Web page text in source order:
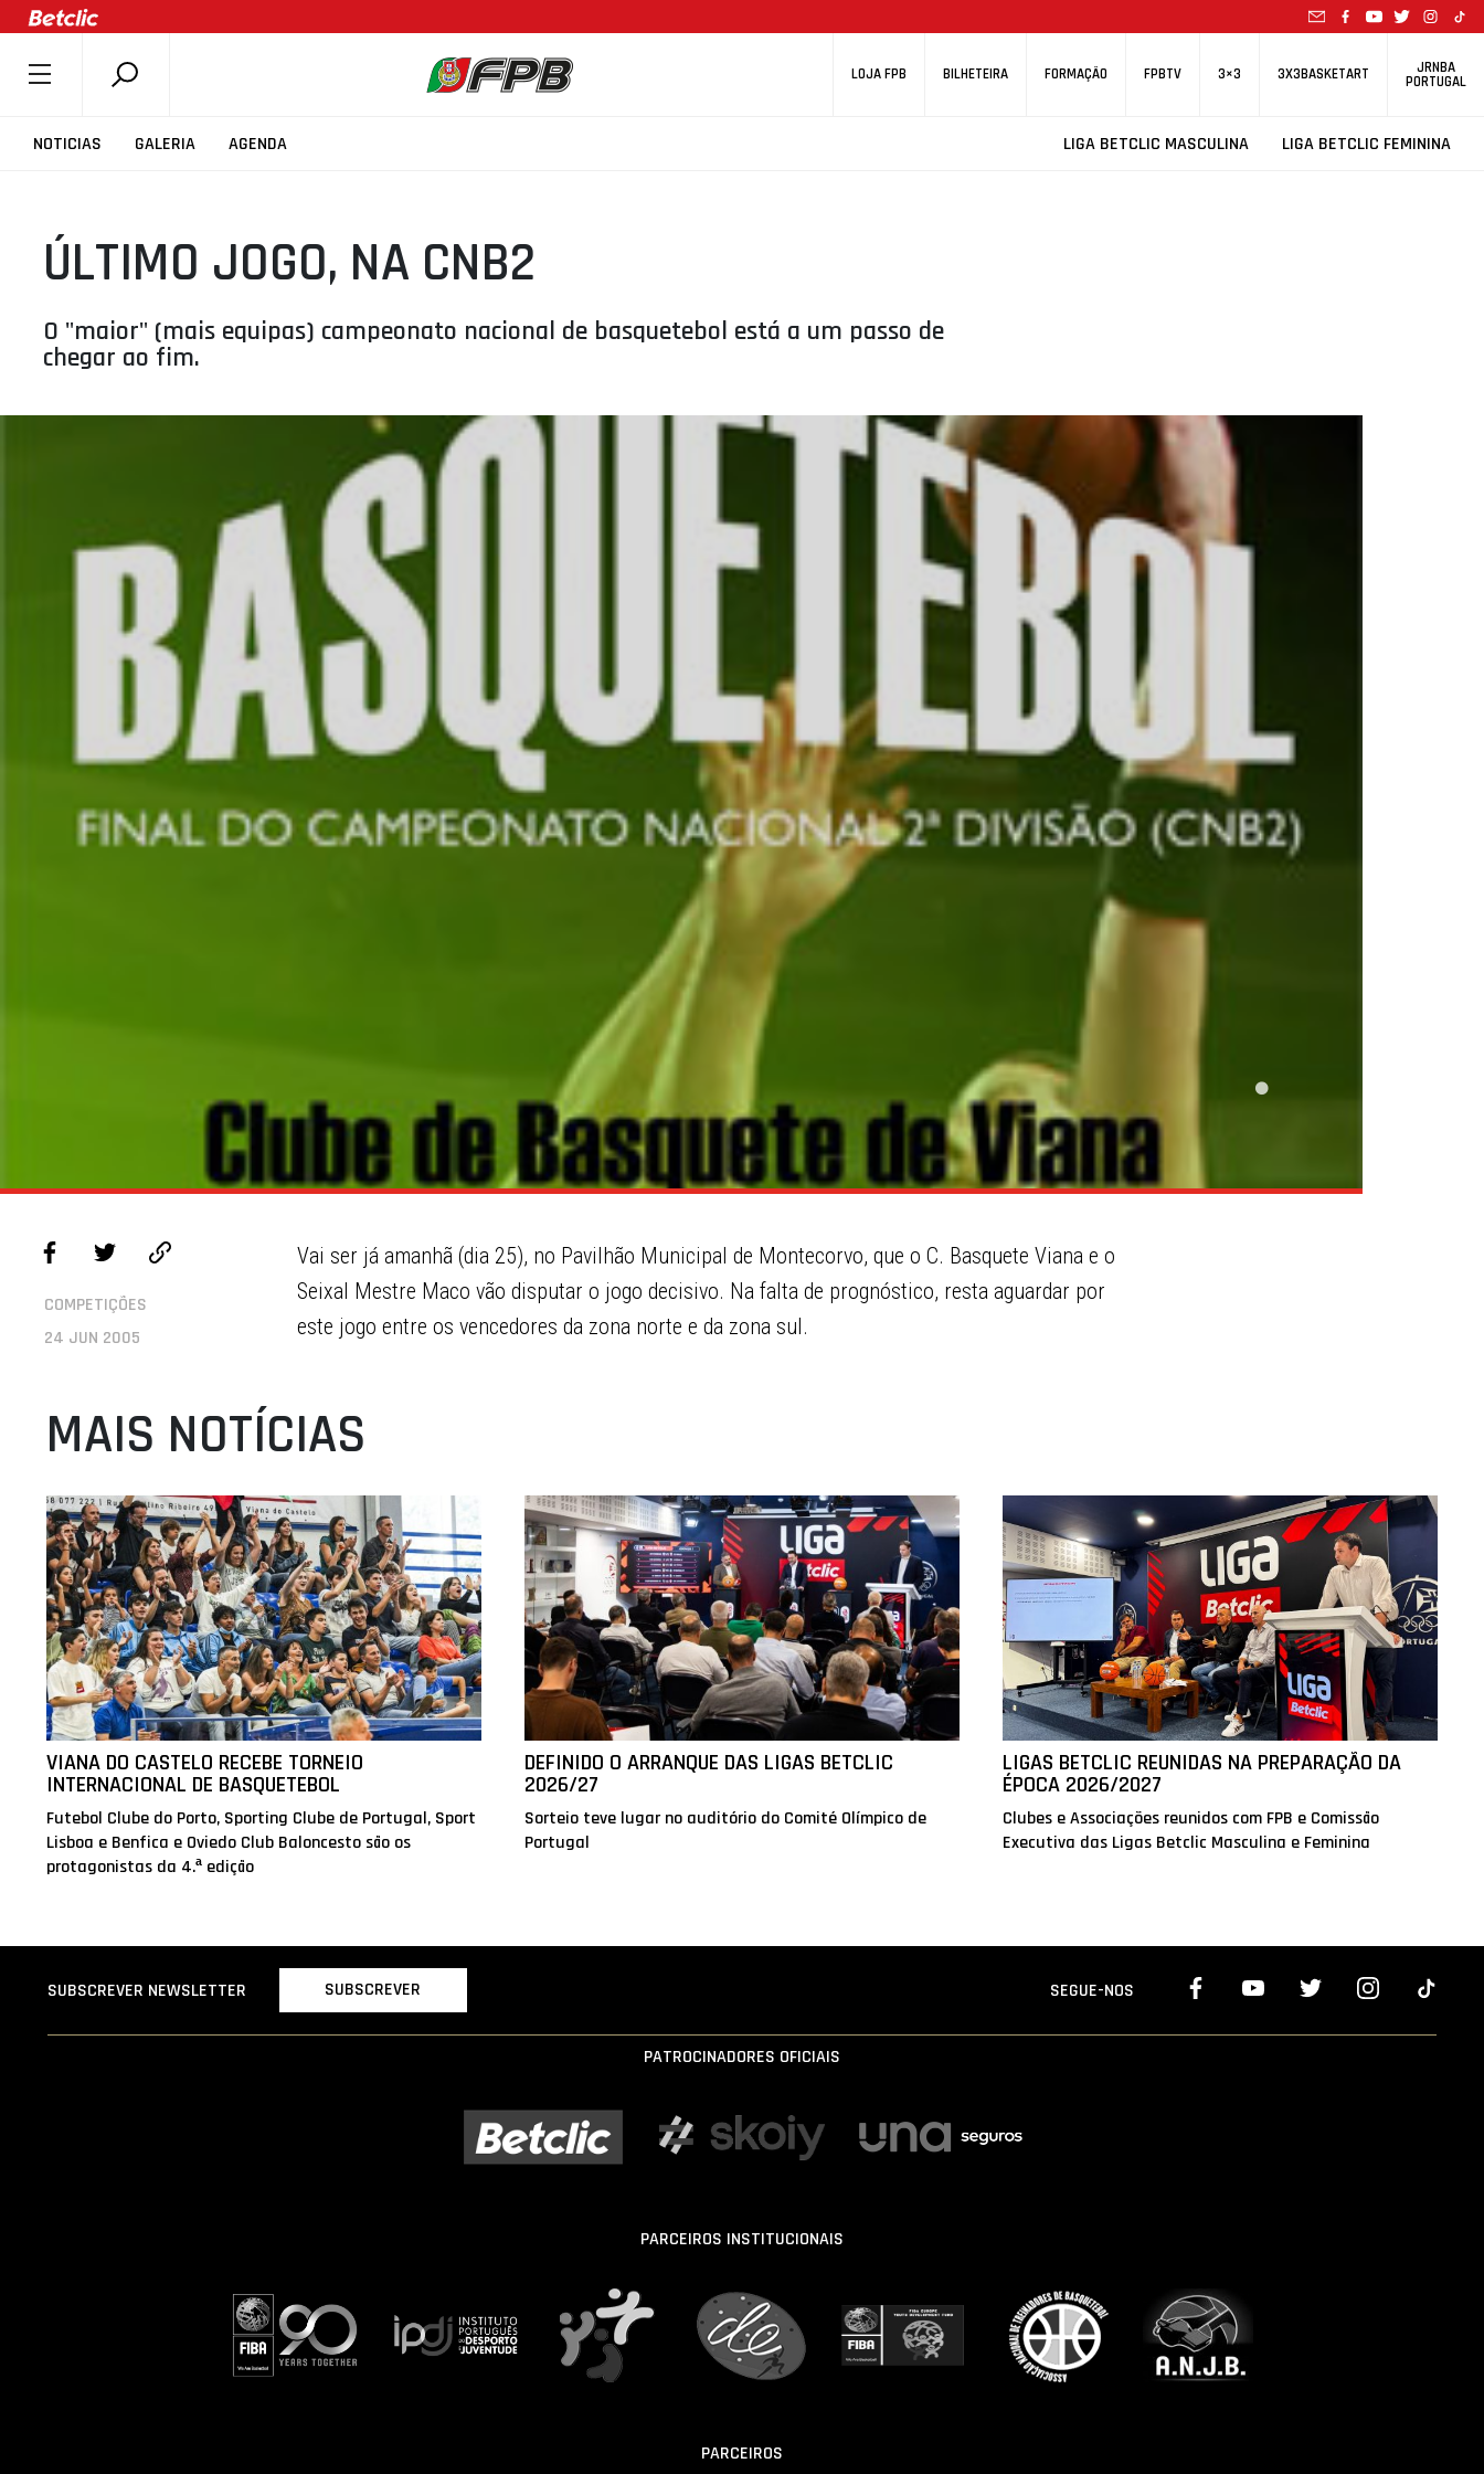
LOJA FPB BILHETEIRA FORMAÇÃO FPBTV 3×3 3X3BASKETART JRNBA
PORTUGAL
NOTICIAS GALERIA AGENDA LIGA BETCLIC MASCULINA LIGA BETCLIC FEMININA
SOBRE A FPB
COMPETIÇÕES
ASSOCIAÇÕES
CLUBES
AGENTES
AGENDA
ÁREA TÉCNICA
PROJETOS
ÚLTIMO JOGO, NA CNB2
O "maior" (mais equipas) campeonato nacional de basquetebol está a um passo de
chegar ao fim.
COMPETIÇÕES
24 JUN 2005
Vai ser já amanhã (dia 25), no Pavilhão Municipal de Montecorvo, que o C. Basquete Viana e o
Seixal Mestre Maco vão disputar o jogo decisivo. Na falta de prognóstico, resta aguardar por
este jogo entre os vencedores da zona norte e da zona sul.
MAIS NOTÍCIAS
VIANA DO CASTELO RECEBE TORNEIO
INTERNACIONAL DE BASQUETEBOL
Futebol Clube do Porto, Sporting Clube de Portugal, Sport
Lisboa e Benfica e Oviedo Club Baloncesto são os
protagonistas da 4.ª edição
DEFINIDO O ARRANQUE DAS LIGAS BETCLIC
2026/27
Sorteio teve lugar no auditório do Comité Olímpico de
Portugal
LIGAS BETCLIC REUNIDAS NA PREPARAÇÃO DA
ÉPOCA 2026/2027
Clubes e Associações reunidos com FPB e Comissão
Executiva das Ligas Betclic Masculina e Feminina
SUBSCREVER NEWSLETTER SUBSCREVER SEGUE-NOS
PATROCINADORES OFICIAIS
PARCEIROS INSTITUCIONAIS
PARCEIROS